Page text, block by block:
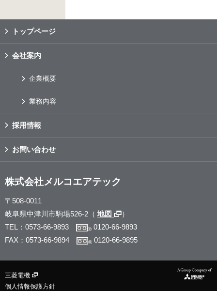
トップページ
会社案内
企業概要
業務内容
採用情報
お問い合わせ
株式会社メルコエアテック
〒508-0011
岐阜県中津川市駒場526-2（ 地図
）
TEL：0573-66-9893
® 0120-66-9893
FAX：0573-66-9894
® 0120-66-9895
三菱電機
個人情報保護方針